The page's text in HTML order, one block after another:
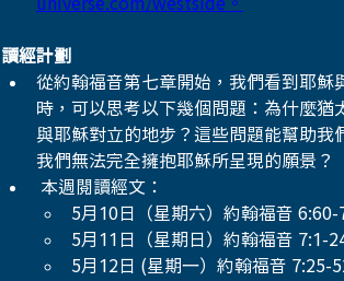
讀經計劃
從約翰福音第七章開始，我們看到耶穌
時，可以思考以下幾個問題：為什麼猶
與耶穌對立的地步？這些問題能幫助我
我們無法完全擁抱耶穌所呈現的願景？
本週閱讀經文：
5月10日（星期六）約翰福音 6:60-
5月11日（星期日）約翰福音 7:1-
5月12日 (星期一）約翰福音 7:25-